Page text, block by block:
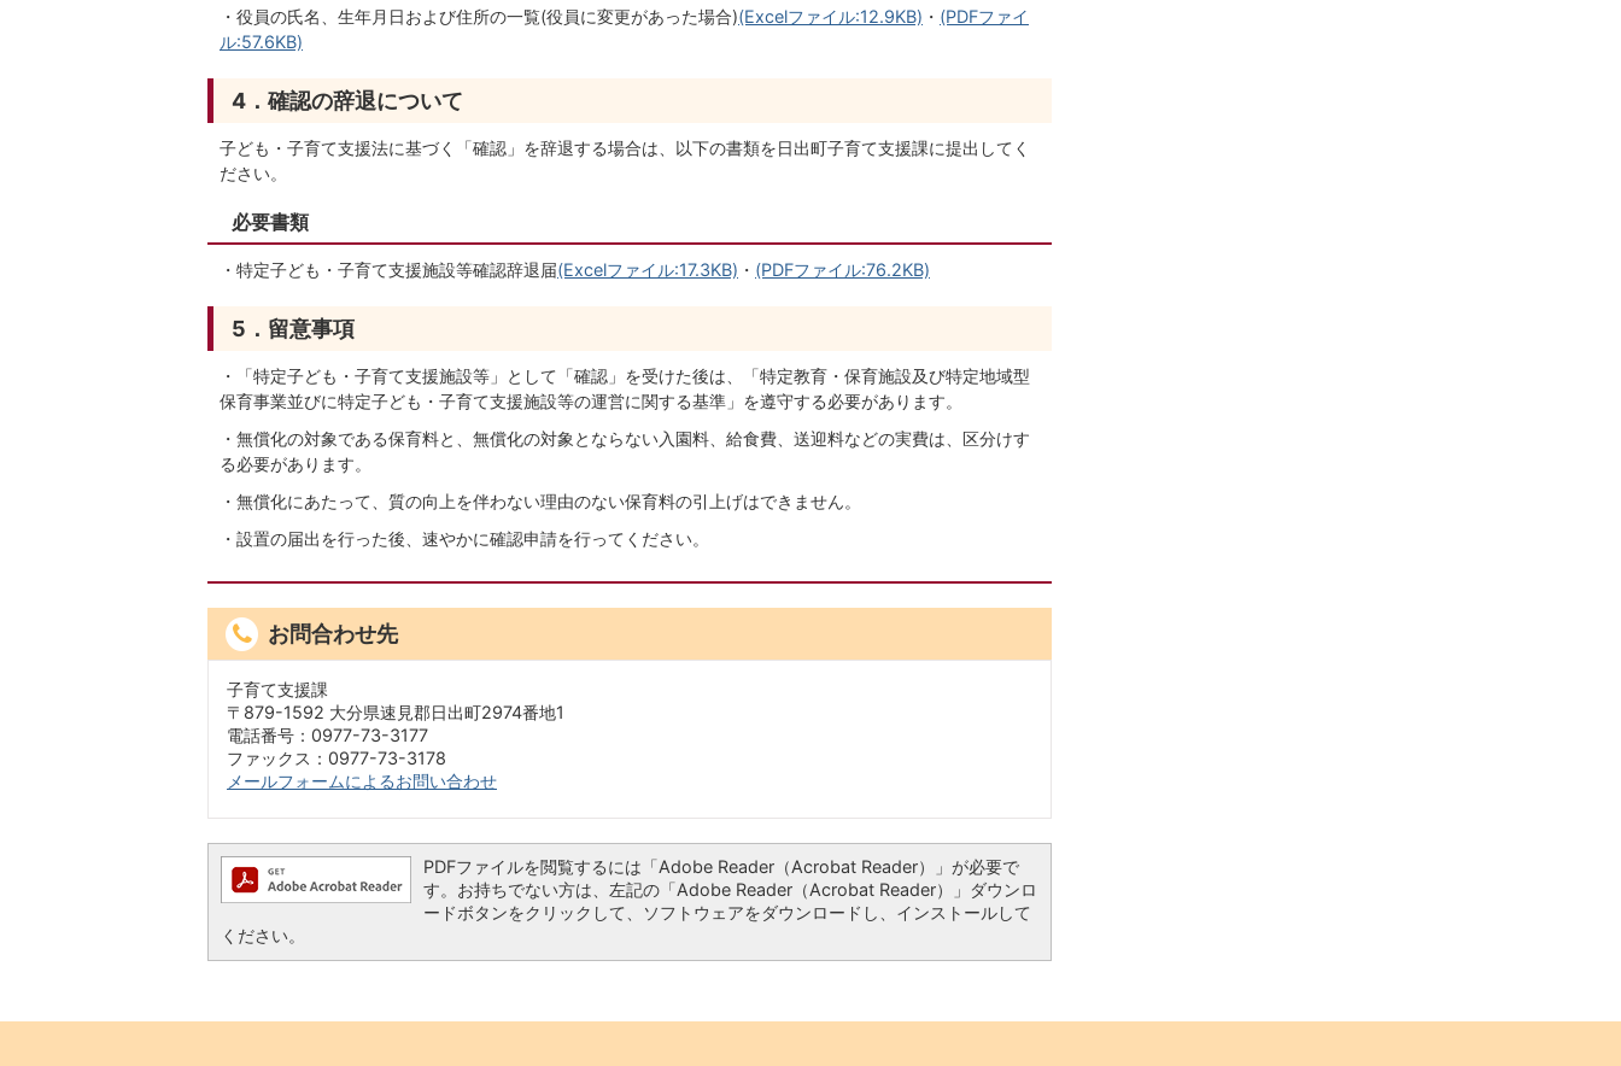
・役員の氏名、生年月日および住所の一覧(役員に変更があった場合)(Excelファイル:12.9KB) ・ (PDFファイ
ル:57.6KB)
4．確認の辞退について
子ども・子育て支援法に基づく「確認」を辞退する場合は、以下の書類を日出町子育て支援課に提出してく
ださい。
必要書類
・特定子ども・子育て支援施設等確認辞退届(Excelファイル:17.3KB) ・ (PDFファイル:76.2KB)
5．留意事項
・「特定子ども・子育て支援施設等」として「確認」を受けた後は、「特定教育・保育施設及び特定地域型
保育事業並びに特定子ども・子育て支援施設等の運営に関する基準」を遵守する必要があります。
・無償化の対象である保育料と、無償化の対象とならない入園料、給食費、送迎料などの実費は、区分けす
る必要があります。
・無償化にあたって、質の向上を伴わない理由のない保育料の引上げはできません。
・設置の届出を行った後、速やかに確認申請を行ってください。
お問合わせ先
子育て支援課
〒879-1592 大分県速見郡日出町2974番地1
電話番号：0977-73-3177
ファックス：0977-73-3178
メールフォームによるお問い合わせ
PDFファイルを閲覧するには「Adobe Reader（Acrobat Reader）」が必要で
す。お持ちでない方は、左記の「Adobe Reader（Acrobat Reader）」ダウンロ
ードボタンをクリックして、ソフトウェアをダウンロードし、インストールして
ください。